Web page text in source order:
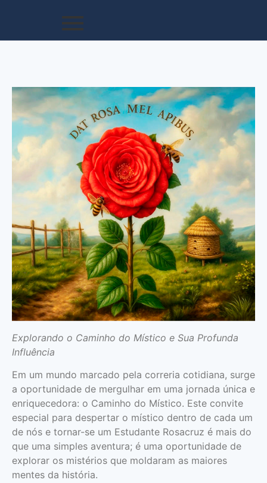
Explorando o Caminho do Místico e Sua Profunda
Influência
Em um mundo marcado pela correria cotidiana, surge
a oportunidade de mergulhar em uma jornada única e
enriquecedora: o Caminho do Místico. Este convite
especial para despertar o místico dentro de cada um
de nós e tornar-se um Estudante Rosacruz é mais do
que uma simples aventura; é uma oportunidade de
explorar os mistérios que moldaram as maiores
mentes da história.